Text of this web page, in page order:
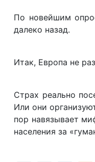
По новейшим
далеко назад.
Итак, Европа не
Страх реально
Или они
пор навязывает
населения за